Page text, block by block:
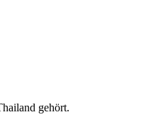
gehört.